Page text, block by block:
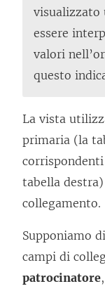
visualizzato
essere
valori
questo
La vista
primaria (la
tabella
collegamento.
Supponiamo
campi di
patrocinatore